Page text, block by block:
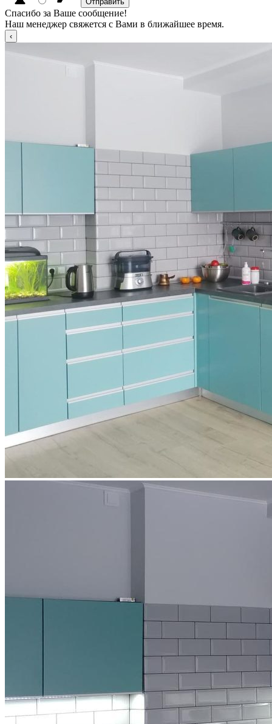
Спасибо за Ваше сообщение!
Наш менеджер свяжется с Вами в ближайшее время.